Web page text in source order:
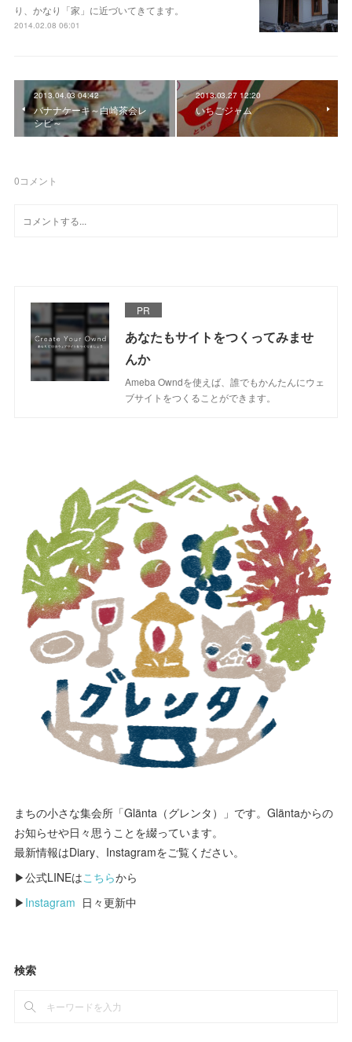
り、かなり「家」に近づいてきてます。
2014.02.08 06:01
2013.04.03 04:42
バナナケーキ～白崎茶会レ
シピ～
2013.03.27 12:20
いちごジャム
0コメント
PR
あなたもサイトをつくってみませ
んか
Ameba Owndを使えば、誰でもかんたんにウェ
ブサイトをつくることができます。
まちの小さな集会所「Glänta（グレンタ）」です。Gläntaからの
お知らせや日々思うことを綴っています。
最新情報はDiary、Instagramをご覧ください。
▶公式LINEはこちらから
▶ Instagram 日々更新中
検索